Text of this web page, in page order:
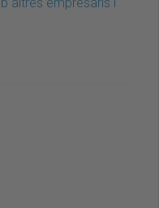
altres empresaris i